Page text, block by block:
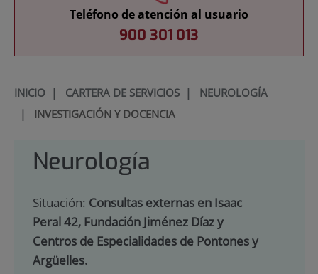
Teléfono de atención al usuario
900 301 013
INICIO| CARTERA DE SERVICIOS| NEUROLOGÍA
| INVESTIGACIÓN Y DOCENCIA
Neurología
Situación: Consultas externas en Isaac
Peral 42, Fundación Jiménez Díaz y
Centros de Especialidades de Pontones y
Argüelles.